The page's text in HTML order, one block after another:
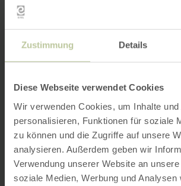
Zustimmung Details
Diese Webseite verwendet Cookies
Wir verwenden Cookies, um Inhalte
personalisieren, Funktionen für soziale
zu können und die Zugriffe auf unsere
analysieren. Außerdem geben wir
Verwendung unserer Website an
soziale Medien, Werbung und Analysen